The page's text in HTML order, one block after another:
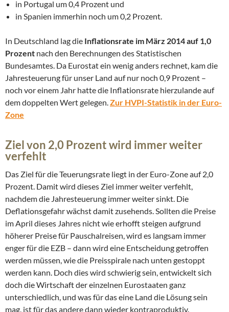
in Portugal um 0,4 Prozent und
in Spanien immerhin noch um 0,2 Prozent.
In Deutschland lag die Inflationsrate im März 2014 auf 1,0
Prozent nach den Berechnungen des Statistischen
Bundesamtes. Da Eurostat ein wenig anders rechnet, kam die
Jahresteuerung für unser Land auf nur noch 0,9 Prozent –
noch vor einem Jahr hatte die Inflationsrate hierzulande auf
dem doppelten Wert gelegen.Zur HVPI-Statistik in der Euro-
Zone
Ziel von 2,0 Prozent wird immer weiter
verfehlt
Das Ziel für die Teuerungsrate liegt in der Euro-Zone auf 2,0
Prozent. Damit wird dieses Ziel immer weiter verfehlt,
nachdem die Jahresteuerung immer weiter sinkt. Die
Deflationsgefahr wächst damit zusehends. Sollten die Preise
im April dieses Jahres nicht wie erhofft steigen aufgrund
höherer Preise für Pauschalreisen, wird es langsam immer
enger für die EZB – dann wird eine Entscheidung getroffen
werden müssen, wie die Preisspirale nach unten gestoppt
werden kann. Doch dies wird schwierig sein, entwickelt sich
doch die Wirtschaft der einzelnen Eurostaaten ganz
unterschiedlich, und was für das eine Land die Lösung sein
mag, ist für das andere dann wieder kontraproduktiv.